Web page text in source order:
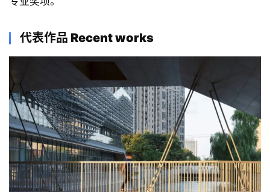
内
计
城
市
与
景
观
建
登录 注册
代表作品 Recent works